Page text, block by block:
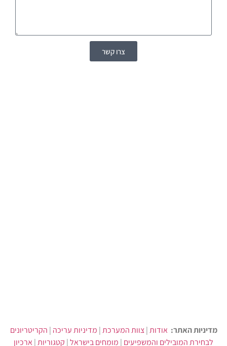
צרו קשר
מדיניות האתר: אודות|צוות המערכת| מדיניות עריכה | הקריטריונים
לבחירת המובילים והמשפיעים | מומחים בישראל| קטגוריות| ארכיון